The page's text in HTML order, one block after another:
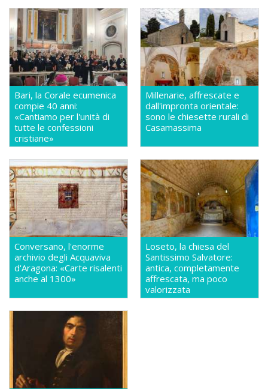
Bari, la Corale ecumenica
compie 40 anni:
«Cantiamo per l'unità di
tutte le confessioni
cristiane»
Millenarie, affrescate e
dall'impronta orientale:
sono le chiesette rurali di
Casamassima
Conversano, l'enorme
archivio degli Acquaviva
d'Aragona: «Carte risalenti
anche al 1300»
Loseto, la chiesa del
Santissimo Salvatore:
antica, completamente
affrescata, ma poco
valorizzata